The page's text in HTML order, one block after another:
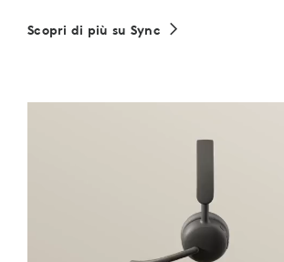
Scopri di più su Sync